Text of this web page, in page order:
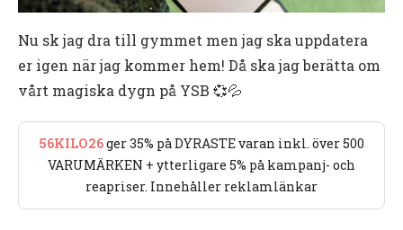
Nu sk jag dra till gymmet men jag ska uppdatera
er igen när jag kommer hem! Då ska jag berätta om
vårt magiska dygn på YSB 💞💦
56KILO26ger 35% på DYRASTE varan inkl. över 500
VARUMÄRKEN + ytterligare 5% på kampanj- och
reapriser. Innehåller reklamlänkar